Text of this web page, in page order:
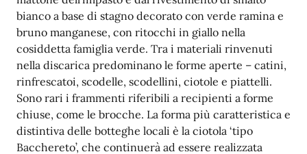
bianco a base di stagno decorato con verde ramina e
bruno manganese, con ritocchi in giallo nella
cosiddetta famiglia verde. Tra i materiali rinvenuti
nella discarica predominano le forme aperte – catini,
rinfrescatoi, scodelle, scodellini, ciotole e piattelli.
Sono rari i frammenti riferibili a recipienti a forme
chiuse, come le brocche. La forma più caratteristica e
distintiva delle botteghe locali è la ciotola ‘tipo
Bacchereto’, che continuerà ad essere realizzata